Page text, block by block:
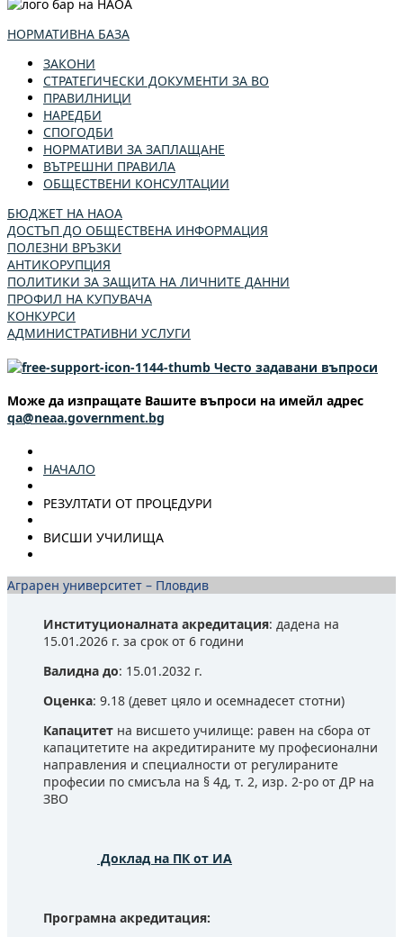
НОРМАТИВНА БАЗА
ЗАКОНИ
СТРАТЕГИЧЕСКИ ДОКУМЕНТИ ЗА ВО
ПРАВИЛНИЦИ
НАРЕДБИ
СПОГОДБИ
НОРМАТИВИ ЗА ЗАПЛАЩАНЕ
ВЪТРЕШНИ ПРАВИЛА
ОБЩЕСТВЕНИ КОНСУЛТАЦИИ
БЮДЖЕТ НА НАОА
ДОСТЪП ДО ОБЩЕСТВЕНА ИНФОРМАЦИЯ
ПОЛЕЗНИ ВРЪЗКИ
АНТИКОРУПЦИЯ
ПОЛИТИКИ ЗА ЗАЩИТА НА ЛИЧНИТЕ ДАННИ
ПРОФИЛ НА КУПУВАЧА
КОНКУРСИ
АДМИНИСТРАТИВНИ УСЛУГИ
Често задавани въпроси
Може да изпращате Вашите въпроси на имейл адрес
qa@neaa.government.bg
НАЧАЛО
РЕЗУЛТАТИ ОТ ПРОЦЕДУРИ
ВИСШИ УЧИЛИЩА
Аграрен университет – Пловдив
Институционалната акредитация: дадена на
15.01.2026 г. за срок от 6 години
Валидна до: 15.01.2032 г.
Оценка: 9.18 (девет цяло и осемнадесет стотни)
Капацитет на висшето училище: равен на сбора от
капацитетите на акредитираните му професионални
направления и специалности от регулираните
професии по смисъла на § 4д, т. 2, изр. 2-ро от ДР на
ЗВО
Доклад на ПК от ИА
Програмна акредитация: